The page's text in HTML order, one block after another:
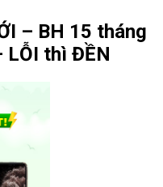
– BH 15 tháng
LỖI thì ĐỀN